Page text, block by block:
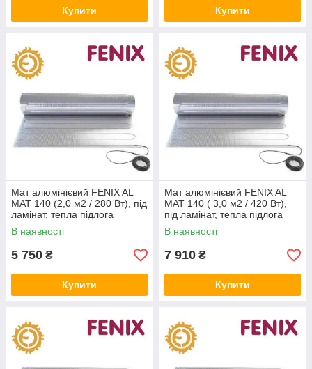
Купити Купити
Мат алюмінієвий FENIX AL
MAT 140 (2,0 м2 / 280 Вт), під
ламінат, тепла підлога
електричний Фенікс
В наявності
5 750 ₴
Купити
Мат алюмінієвий FENIX AL
MAT 140 ( 3,0 м2 / 420 Вт),
під ламінат, тепла підлога
електричний Фенікс
В наявності
7 910 ₴
Купити